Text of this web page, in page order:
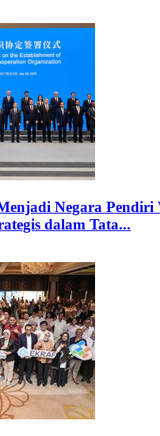
Negara Pendiri
dalam Tata...